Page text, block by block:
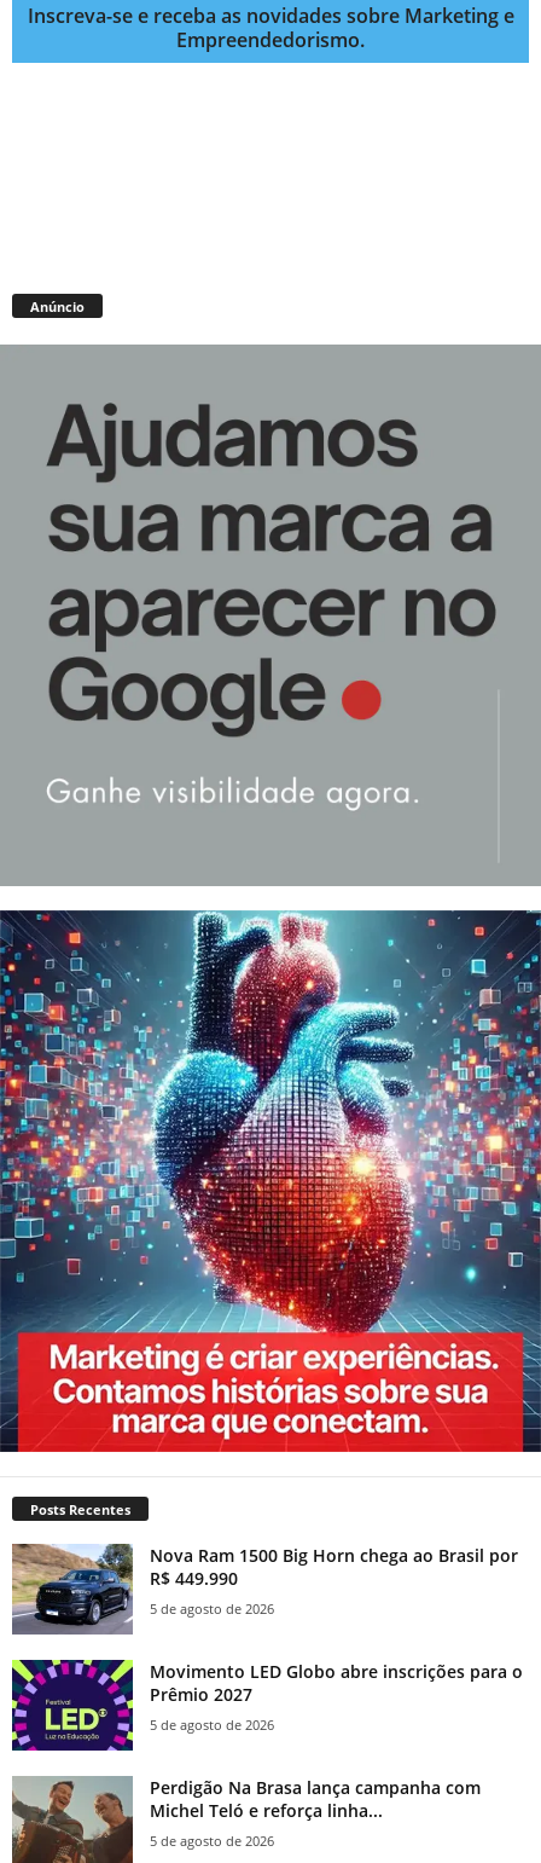
Inscreva-se e receba as novidades sobre Marketing e
Empreendedorismo.
Anúncio
Posts Recentes
Nova Ram 1500 Big Horn chega ao Brasil por
R$ 449.990
5 de agosto de 2026
Movimento LED Globo abre inscrições para o
Prêmio 2027
5 de agosto de 2026
Perdigão Na Brasa lança campanha com
Michel Teló e reforça linha...
5 de agosto de 2026